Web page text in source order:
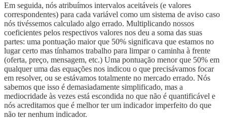
Em seguida, nós atribuímos intervalos aceitáveis (e valores
correspondentes) para cada variável como um sistema de aviso caso
nós tivéssemos calculado algo errado. Multiplicando nossos
coeficientes pelos respectivos valores nos deu a soma das suas
partes: uma pontuação maior que 50% significava que estamos no
lugar certo mas tínhamos trabalho para limpar o caminha à frente
(oferta, preço, mensagem, etc.) Uma pontuação menor que 50% em
qualquer uma das equações nos indicou o que precisávamos focar
em resolver, ou se estávamos totalmente no mercado errado. Nós
sabemos que isso é demasiadamente simplificado, mas a
mediocridade às vezes está escondida no que não é quantificável e
nós acreditamos que é melhor ter um indicador imperfeito do que
não ter nenhum indicador.